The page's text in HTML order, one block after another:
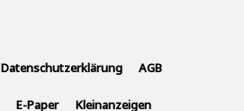
Datenschutzerklärung AGB
E-Paper Kleinanzeigen